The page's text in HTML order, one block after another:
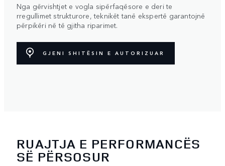
Nga gërvishtjet e vogla sipërfaqësore e deri te
rregullimet strukturore, teknikët tanë ekspertë garantojnë
përpikëri në të gjitha riparimet.
GJENI SHITËSIN E AUTORIZUAR
RUAJTJA E PERFORMANCËS
SË PËRSOSUR